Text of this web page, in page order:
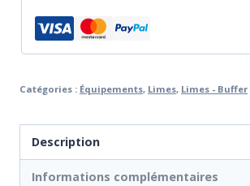
Catégories : Équipements, Limes, Limes - Buffer
Description
Informations complémentaires